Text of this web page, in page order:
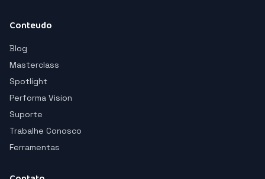
Conteudo
Blog
Masterclass
Spotlight
Performa Vision
Suporte
Trabalhe Conosco
Ferramentas